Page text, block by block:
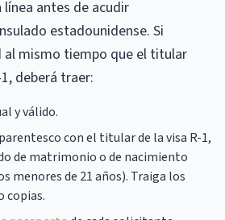
antes de acudir
estadounidense. Si
al mismo tiempo que el titular
deberá traer:
y válido.
con el titular de la visa R-1,
de matrimonio o de nacimiento
menores de 21 años). Traiga los
copias.